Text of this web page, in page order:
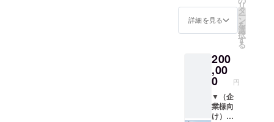
ご負担
くださ
い。 ▼
お礼の
必要で
す。
※お会い
するの
の場に
限らせ
ていた
だきま
す。
※1回6名
様まで
半〜7時
半まで
貸切）
●宿泊
（韓国
のお雑
煮トッ
ク）
※小学生
以上6名
様まで
どり着
いたの
は解放
感のあ
施設で
した。
室内・
浴場が
一体化
し、す
ぐ目の
詳細を見る
リ
タ
ー
ン
を
選
択
す
る
200
,00
0 円
▼（企
業様向
け）ト